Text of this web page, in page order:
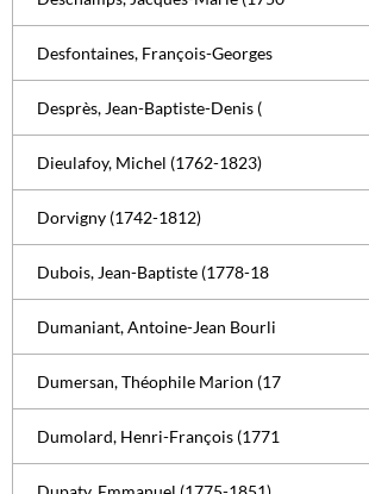
Desfontaines, François-Georges
Desprès, Jean-Baptiste-Denis (
Dieulafoy, Michel (1762-1823)
Dorvigny (1742-1812)
Dubois, Jean-Baptiste (1778-18
Dumaniant, Antoine-Jean Bourli
Dumersan, Théophile Marion (17
Dumolard, Henri-François (1771